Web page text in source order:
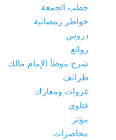
خطب الجمعة
خواطر رمضانية
دروس
روائع
شرح موطأ الإمام مالك
طرائف
غزوات ومعارك
فتاوى
مؤثر
محاضرات